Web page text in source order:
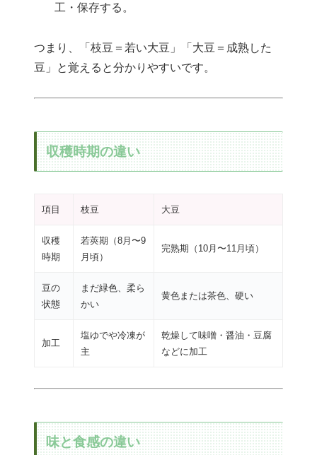
工・保存する。
つまり、「枝豆＝若い大豆」「大豆＝成熟した
豆」と覚えると分かりやすいです。
収穫時期の違い
項目 枝豆 大豆
収穫
時期
若莢期（8月〜9
月頃）
完熟期（10月〜11月頃）
豆の
状態
まだ緑色、柔ら
かい
黄色または茶色、硬い
加工
塩ゆでや冷凍が
主
乾燥して味噌・醤油・豆腐
などに加工
味と食感の違い